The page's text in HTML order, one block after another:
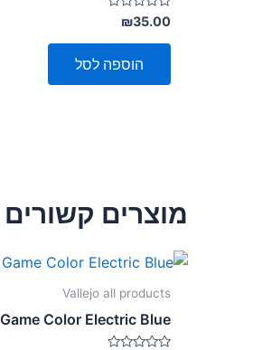
דורג
0
מתוך
₪35.00
הוספה לסל
מוצרים קשורים
Vallejo all products
Game Color Electric Blue